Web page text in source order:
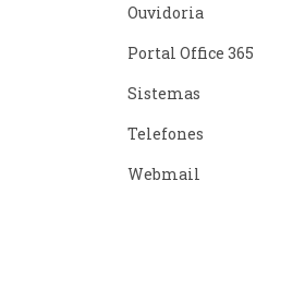
Ouvidoria
Portal Office 365
Sistemas
Telefones
Webmail